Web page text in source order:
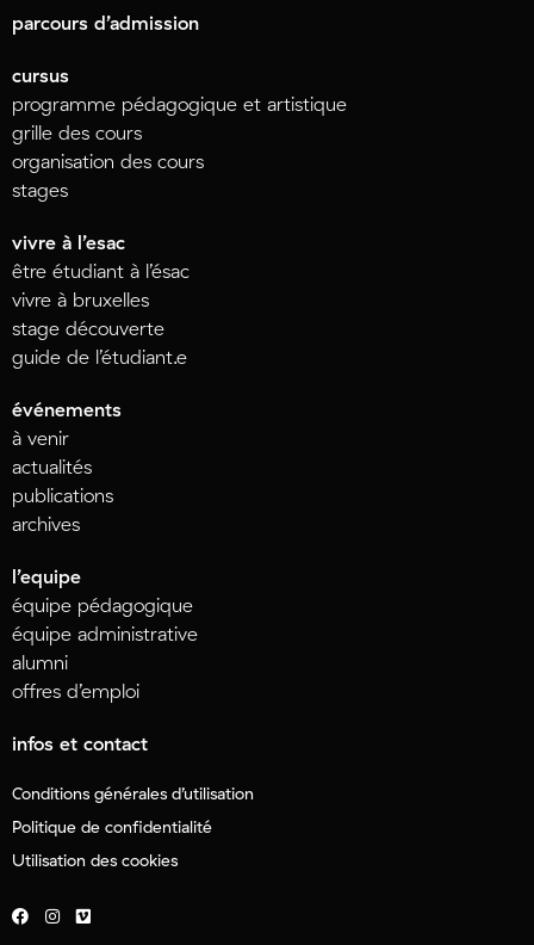
parcours d’admission
cursus
programme pédagogique et artistique
grille des cours
organisation des cours
stages
vivre à l’esac
être étudiant à l’ésac
vivre à bruxelles
stage découverte
guide de l’étudiant.e
événements
à venir
actualités
publications
archives
l’equipe
équipe pédagogique
équipe administrative
alumni
offres d’emploi
infos et contact
Conditions générales d’utilisation
Politique de confidentialité
Utilisation des cookies